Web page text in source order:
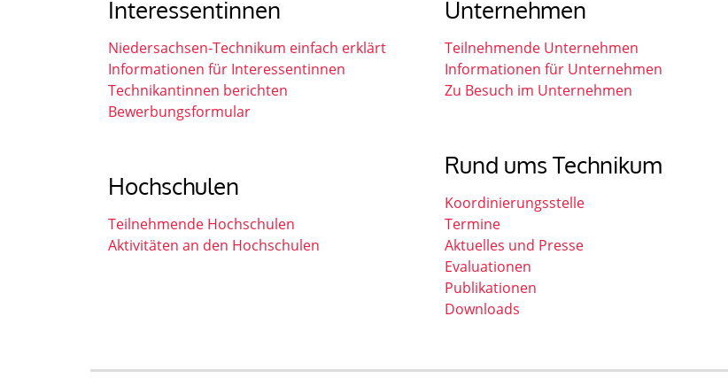
Interessentinnen
Niedersachsen-Technikum einfach erklärt
Informationen für Interessentinnen
Technikantinnen berichten
Bewerbungsformular
Hochschulen
Teilnehmende Hochschulen
Aktivitäten an den Hochschulen
Unternehmen
Teilnehmende Unternehmen
Informationen für Unternehmen
Zu Besuch im Unternehmen
Rund ums Technikum
Koordinierungsstelle
Termine
Aktuelles und Presse
Evaluationen
Publikationen
Downloads